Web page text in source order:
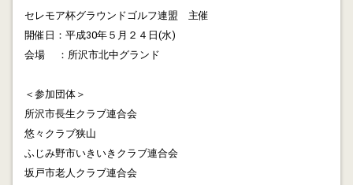
ター(「マミーマート山口店」さん)で保険代理店と一緒
週日曜日の月二回を予定しています。
サービサー交流会に参加して来ました。
2012.09.06
社会保証制度を守るためには民生委員を有給にして機能
強化すべきと思います。
セレモア杯グラウンドゴルフ連盟 主催
開催日：平成30年５月２４日(水)
会場 ：所沢市北中グランド
＜参加団体＞
所沢市長生クラブ連合会
悠々クラブ狭山
ふじみ野市いきいきクラブ連合会
坂戸市老人クラブ連合会